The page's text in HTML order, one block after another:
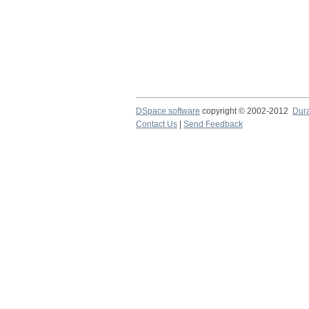
DSpace software copyright © 2002-2012
Contact Us
Send Feedback